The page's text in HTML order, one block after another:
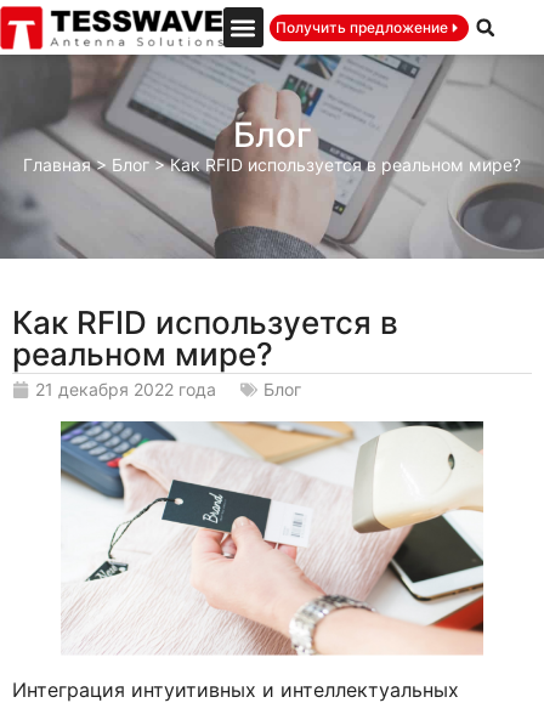
Получить предложение
Блог
Главная> Блог>Как RFID используется в реальном мире?
Как RFID используется в
реальном мире?
21 декабря 2022 года Блог
Интеграция интуитивных и интеллектуальных